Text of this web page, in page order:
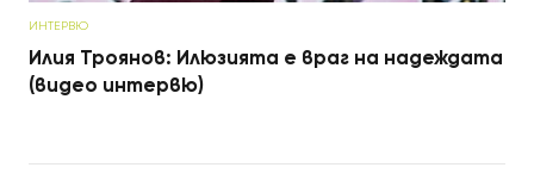
ИНТЕРВЮ
Илия Троянов: Илюзията е враг на надеждата
(видео интервю)